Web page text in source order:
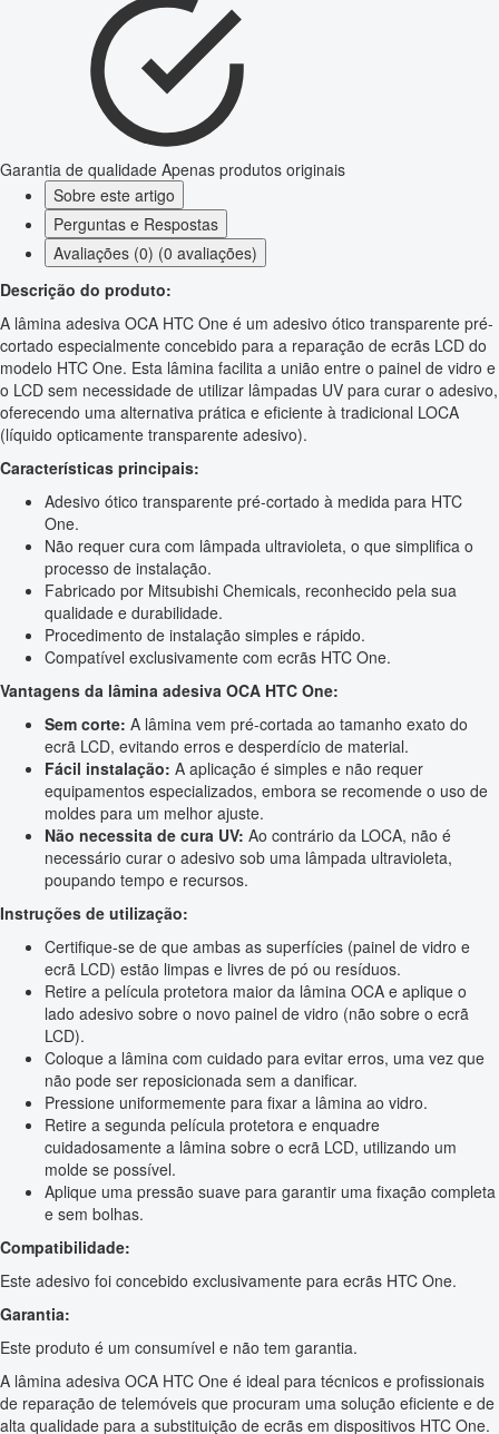
Garantia de qualidade Apenas produtos originais
Sobre este artigo
Perguntas e Respostas
Avaliações (0) (0 avaliações)
Descrição do produto:
A lâmina adesiva OCA HTC One é um adesivo ótico transparente pré-
cortado especialmente concebido para a reparação de ecrãs LCD do
modelo HTC One. Esta lâmina facilita a união entre o painel de vidro e
o LCD sem necessidade de utilizar lâmpadas UV para curar o adesivo,
oferecendo uma alternativa prática e eficiente à tradicional LOCA
(líquido opticamente transparente adesivo).
Características principais:
Adesivo ótico transparente pré-cortado à medida para HTC
One.
Não requer cura com lâmpada ultravioleta, o que simplifica o
processo de instalação.
Fabricado por Mitsubishi Chemicals, reconhecido pela sua
qualidade e durabilidade.
Procedimento de instalação simples e rápido.
Compatível exclusivamente com ecrãs HTC One.
Vantagens da lâmina adesiva OCA HTC One:
Sem corte: A lâmina vem pré-cortada ao tamanho exato do
ecrã LCD, evitando erros e desperdício de material.
Fácil instalação: A aplicação é simples e não requer
equipamentos especializados, embora se recomende o uso de
moldes para um melhor ajuste.
Não necessita de cura UV: Ao contrário da LOCA, não é
necessário curar o adesivo sob uma lâmpada ultravioleta,
poupando tempo e recursos.
Instruções de utilização:
Certifique-se de que ambas as superfícies (painel de vidro e
ecrã LCD) estão limpas e livres de pó ou resíduos.
Retire a película protetora maior da lâmina OCA e aplique o
lado adesivo sobre o novo painel de vidro (não sobre o ecrã
LCD).
Coloque a lâmina com cuidado para evitar erros, uma vez que
não pode ser reposicionada sem a danificar.
Pressione uniformemente para fixar a lâmina ao vidro.
Retire a segunda película protetora e enquadre
cuidadosamente a lâmina sobre o ecrã LCD, utilizando um
molde se possível.
Aplique uma pressão suave para garantir uma fixação completa
e sem bolhas.
Compatibilidade:
Este adesivo foi concebido exclusivamente para ecrãs HTC One.
Garantia:
Este produto é um consumível e não tem garantia.
A lâmina adesiva OCA HTC One é ideal para técnicos e profissionais
de reparação de telemóveis que procuram uma solução eficiente e de
alta qualidade para a substituição de ecrãs em dispositivos HTC One.